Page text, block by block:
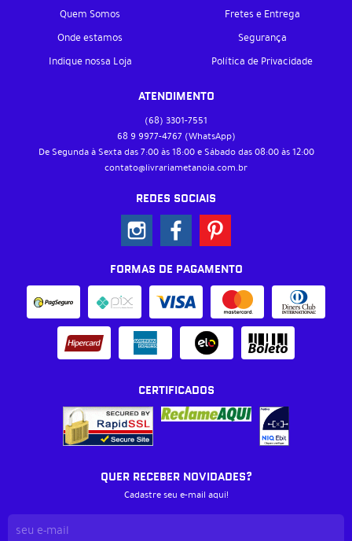
Quem Somos
Onde estamos
Indique nossa Loja
Fretes e Entrega
Segurança
Política de Privacidade
ATENDIMENTO
(68) 3301-7551
68 9 9977-4767 (WhatsApp)
De Segunda à Sexta das 7:00 às 18:00 e Sábado das 08:00 às 12:00
contato@livrariametanoia.com.br
REDES SOCIAIS
FORMAS DE PAGAMENTO
CERTIFICADOS
QUER RECEBER NOVIDADES?
Cadastre seu e-mail aqui!